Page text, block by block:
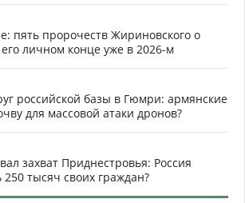
пять пророчеств Жириновского о
личном конце уже в 2026-м
российской базы в Гюмри: армянские
для массовой атаки дронов?
захват Приднестровья: Россия
тысяч своих граждан?